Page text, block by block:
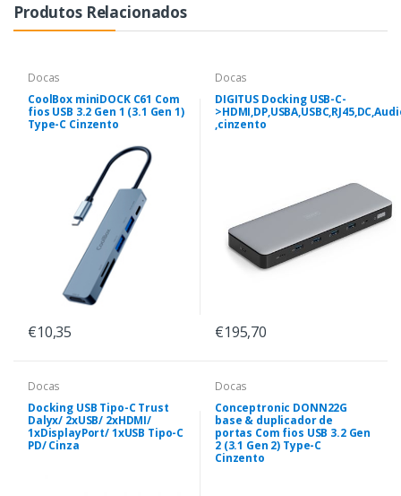
Produtos Relacionados
Docas
CoolBox miniDOCK C61 Com
fios USB 3.2 Gen 1 (3.1 Gen 1)
Type-C Cinzento
€10,35
Docas
DIGITUS Docking USB-C-
,cinzento
€195,70
Docas
Docking USB Tipo-C Trust
Dalyx/ 2xUSB/ 2xHDMI/
1xDisplayPort/ 1xUSB Tipo-C
PD/ Cinza
Docas
Conceptronic DONN22G
base & duplicador de
portas Com fios USB 3.2 Gen
2 (3.1 Gen 2) Type-C
Cinzento